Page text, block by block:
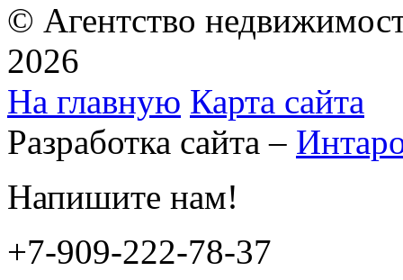
© Агентство
2026
На главную Карта сайта
Разработка сайта –
Напишите нам!
+7-909-222-78-37